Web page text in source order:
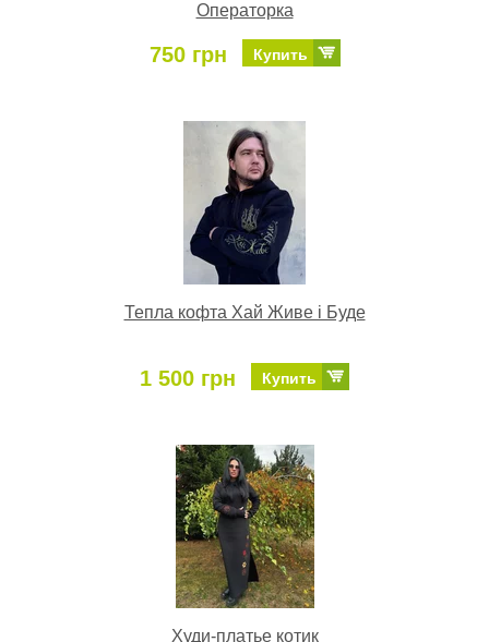
Операторка
750 грн Купить
Тепла кофта Хай Живе і Буде
1 500 грн Купить
Худи-платье котик